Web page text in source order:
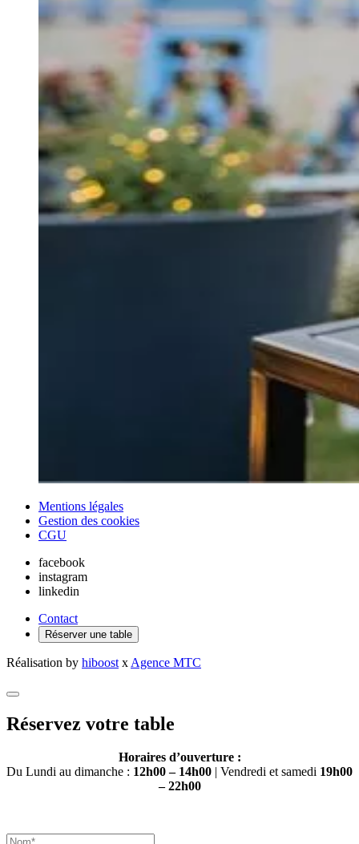
Mentions légales
Gestion des cookies
CGU
facebook
instagram
linkedin
Contact
Réserver une table
Réalisation by hiboost x Agence MTC
Réservez votre table
Horaires d’ouverture :
Du Lundi au dimanche : 12h00 – 14h00 | Vendredi et samedi 19h00
– 22h00